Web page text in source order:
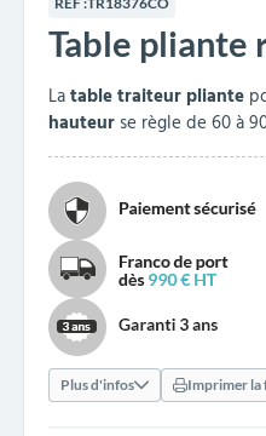
Embellissement et
fleurissement urbain
Barrières de ville
Clous podotactiles et
rampes d'accès
Séparateurs de voies et
balises routières
Vestiaires
Armoires et rangements
Tables de cantine
réception
Poteaux de guidage
collectivités
Structures aires de jeux
Table pliante
Latable traiteur pliante
hauteur se règle de 60 à
Plus d'infos Imprimer la